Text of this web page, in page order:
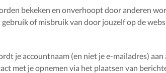
bekeken en onverhoopt door anderen
of misbruik van door jouzelf op de
je accountnaam (en niet je e-mailadres) aan
met je opnemen via het plaatsen van